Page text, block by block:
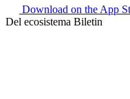
Download on the App
Del ecosistema Biletin